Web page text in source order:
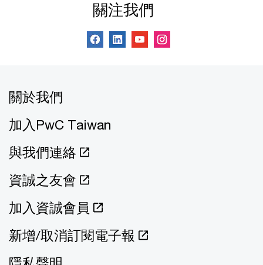
關注我們
關於我們
加入PwC Taiwan
與我們連絡
資誠之友會
加入資誠會員
新增/取消訂閱電子報